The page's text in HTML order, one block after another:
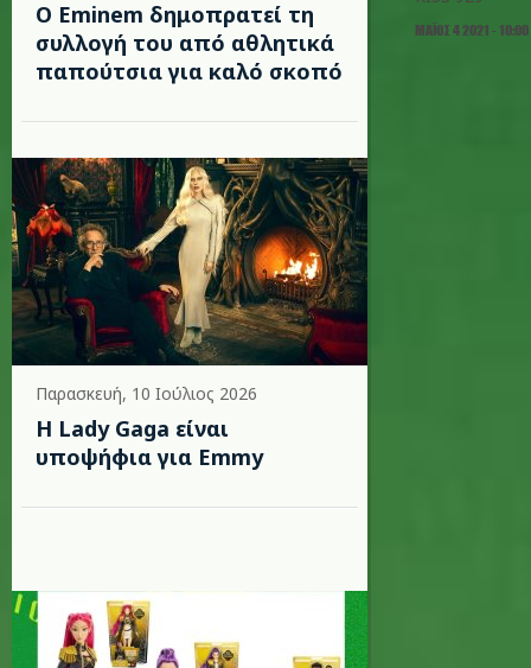
Ο Eminem δημοπρατεί τη
συλλογή του από αθλητικά
παπούτσια για καλό σκοπό
Παρασκευή, 10 Ιούλιος 2026
Η Lady Gaga είναι
υποψήφια για Emmy
ΜΆΙΟΣ 4 2021 - 10:00